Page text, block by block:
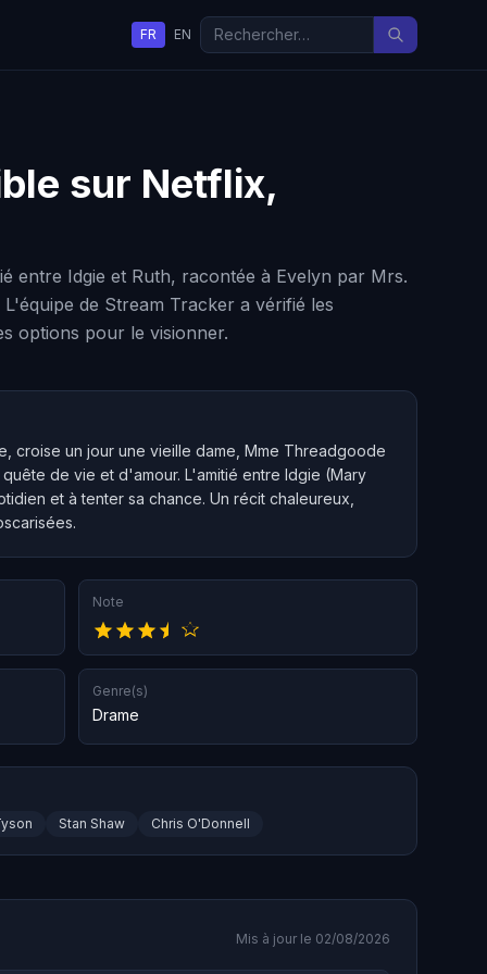
FR EN
sur Netflix,
entre Idgie et Ruth, racontée à Evelyn par Mrs.
de Stream Tracker a vérifié les
options pour le visionner.
croise un jour une vieille dame, Mme Threadgoode
de vie et d'amour. L'amitié entre Idgie (Mary
et à tenter sa chance. Un récit chaleureux,
Note
Genre(s)
Drame
Stan Shaw Chris O'Donnell
Mis à jour le 02/08/2026